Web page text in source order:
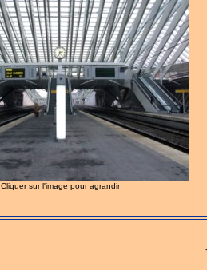
Cliquer sur l'image pour agrandir